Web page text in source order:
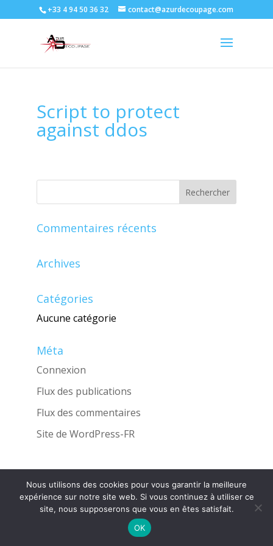
+33 4 94 50 36 32 contact@azurdecoupage.com
Script to protect
against ddos
Commentaires récents
Archives
Catégories
Aucune catégorie
Méta
Connexion
Flux des publications
Flux des commentaires
Site de WordPress-FR
Une réalisation de l'AgenceINGLOBO
Nous utilisons des cookies pour vous garantir la meilleure
expérience sur notre site web. Si vous continuez à utiliser ce
site, nous supposerons que vous en êtes satisfait.
OK